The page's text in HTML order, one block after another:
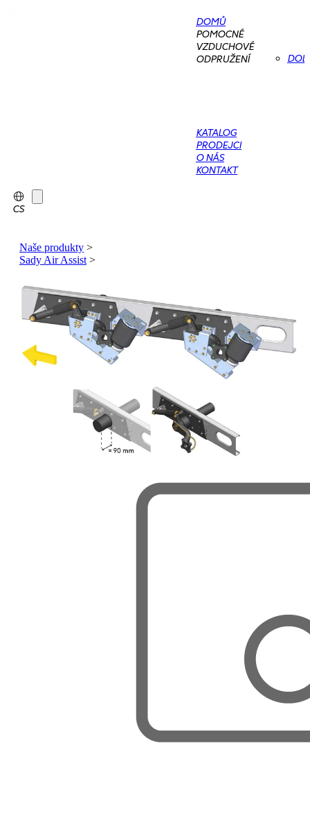
DOMŮ
POMOCNÉ
VZDUCHOVÉ
ODPRUŽENÍ
KATALOG
PRODEJCI
O NÁS
KONTAKT
CS
Naše produkty >
Sady Air Assist >